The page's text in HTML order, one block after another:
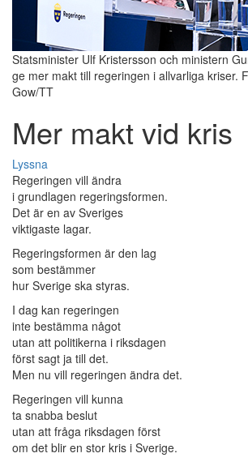
Statsminister Ulf Kristersson och ministern
ge mer makt till regeringen i allvarliga kriser.
Gow/TT
Mer makt vid kris
Lyssna
Regeringen vill ändra
i grundlagen regeringsformen.
Det är en av Sveriges
viktigaste lagar.
Regeringsformen är den lag
som bestämmer
hur Sverige ska styras.
I dag kan regeringen
inte bestämma något
utan att politikerna i riksdagen
först sagt ja till det.
Men nu vill regeringen ändra det.
Regeringen vill kunna
ta snabba beslut
utan att fråga riksdagen först
om det blir en stor kris i Sverige.